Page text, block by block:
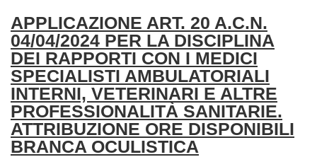
APPLICAZIONE ART. 20 A.C.N.
04/04/2024 PER LA DISCIPLINA
DEI RAPPORTI CON I MEDICI
SPECIALISTI AMBULATORIALI
INTERNI, VETERINARI E ALTRE
PROFESSIONALITÀ SANITARIE.
ATTRIBUZIONE ORE DISPONIBILI
BRANCA OCULISTICA